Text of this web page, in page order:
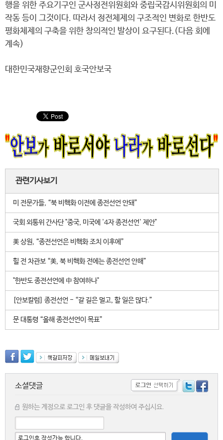
행을 위한 주요기구인 군사정전위원회와 중립국감시위원회의 미
작동 등이 그것이다. 따라서 정전체제의 구조적인 변화로 한반도
평화체제의 구축을 위한 창의적인 발상이 요구된다.(다음 회에
계속)
대한민국재향군인회 호국안보국
관련기사보기
미 전문가들, “북 비핵화 이전에 종전선언 안돼”
국회 외통위 간사단 "중국, 미국에 '4자 종전선언' 제안"
美 상원, “종전선언은 비핵화 조치 이후에”
힐 전 차관보 “美, 북 비핵화 전에는 종전선언 안해”
"한반도 종전선언에 中 참여하나"
[안보칼럼] 종전선언 - “갈 길은 멀고, 할 일은 많다.”
문 대통령 “올해 종전선언이 목표”
소셜댓글
원하는 계정으로 로그인 후 댓글을 작성하여 주십시요.